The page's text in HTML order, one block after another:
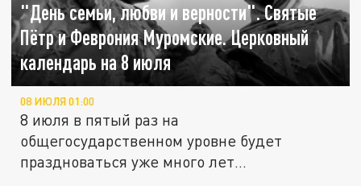
"День семьи, любви и верности". Святые
Пётр и Феврония Муромские. Церковный
календарь на 8 июля
08 ИЮЛЯ 01:00
8 июля в пятый раз на
общегосударственном уровне будет
праздноваться уже много лет